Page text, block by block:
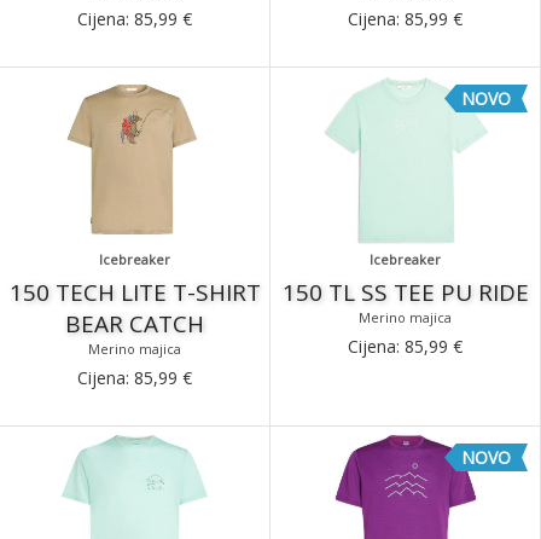
Cijena: 85,99 € Cijena: 85,99 €
Icebreaker
150 TECH LITE T-SHIRT
BEAR CATCH
Merino majica
Cijena: 85,99 €
Icebreaker
150 TL SS TEE PU RIDE
Merino majica
NOVO
Cijena: 85,99 €
NOVO